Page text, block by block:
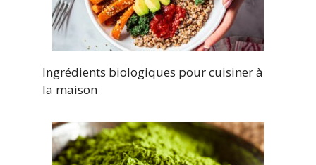
Ingrédients biologiques pour cuisiner à
la maison